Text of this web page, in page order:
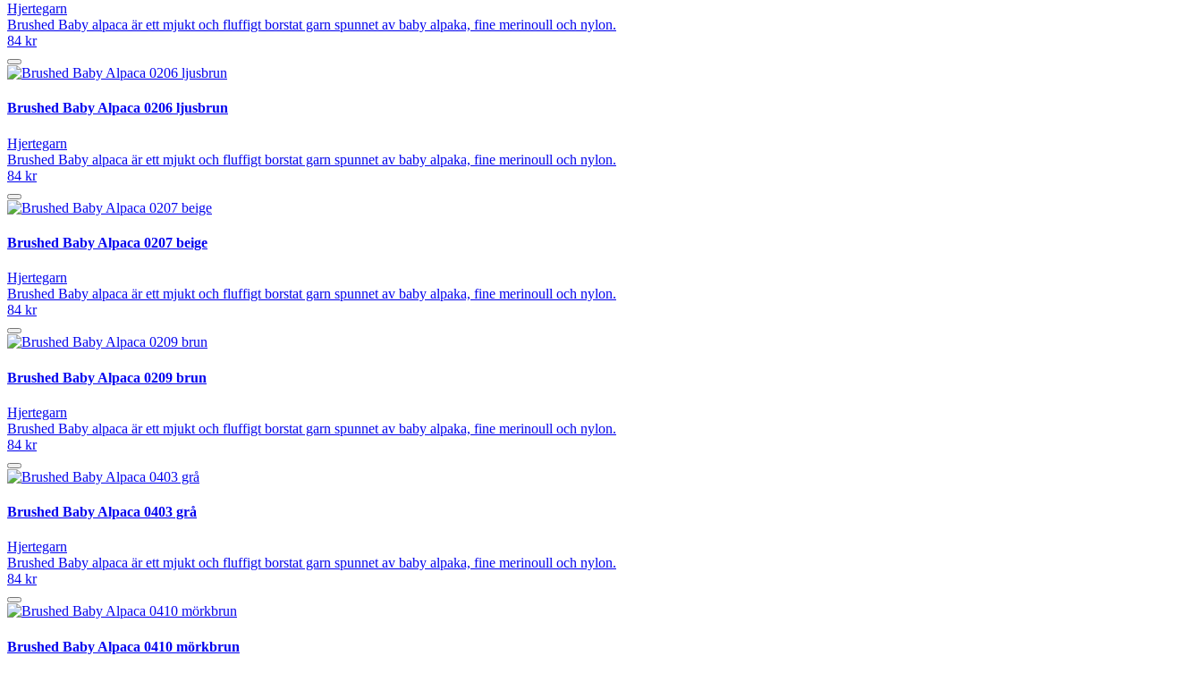
Hjertegarn
Brushed Baby alpaca är ett mjukt och fluffigt borstat garn spunnet av baby alpaka, fine merinoull och nylon.
84 kr
Brushed Baby Alpaca 0206 ljusbrun
Hjertegarn
Brushed Baby alpaca är ett mjukt och fluffigt borstat garn spunnet av baby alpaka, fine merinoull och nylon.
84 kr
Brushed Baby Alpaca 0207 beige
Hjertegarn
Brushed Baby alpaca är ett mjukt och fluffigt borstat garn spunnet av baby alpaka, fine merinoull och nylon.
84 kr
Brushed Baby Alpaca 0209 brun
Hjertegarn
Brushed Baby alpaca är ett mjukt och fluffigt borstat garn spunnet av baby alpaka, fine merinoull och nylon.
84 kr
Brushed Baby Alpaca 0403 grå
Hjertegarn
Brushed Baby alpaca är ett mjukt och fluffigt borstat garn spunnet av baby alpaka, fine merinoull och nylon.
84 kr
Brushed Baby Alpaca 0410 mörkbrun